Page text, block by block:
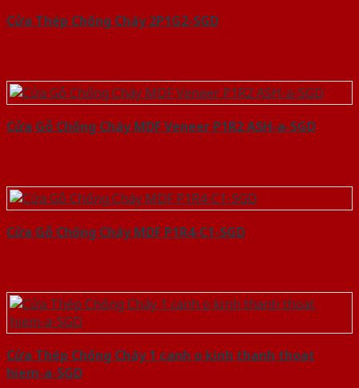
Cửa Thép Chống Cháy 2P1G2-SGD
Cửa Gỗ Chống Cháy MDF Veneer P1R2 ASH-a-SGD
Cửa Gỗ Chống Cháy MDF P1R4-C1-SGD
Cửa Thép Chống Cháy 1 canh o kinh thanh thoat
hiem-a-SGD